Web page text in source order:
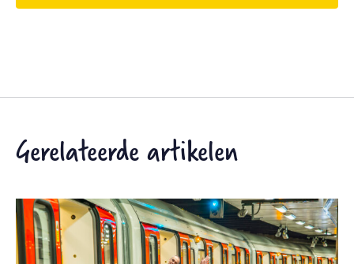
Gerelateerde artikelen